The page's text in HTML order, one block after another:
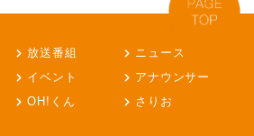
放送番組
ニュース
イベント
アナウンサー
OH!くん さりお